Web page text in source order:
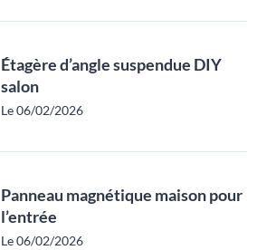
Étagère d’angle suspendue DIY
salon
Le 06/02/2026
Panneau magnétique maison pour
l’entrée
Le 06/02/2026